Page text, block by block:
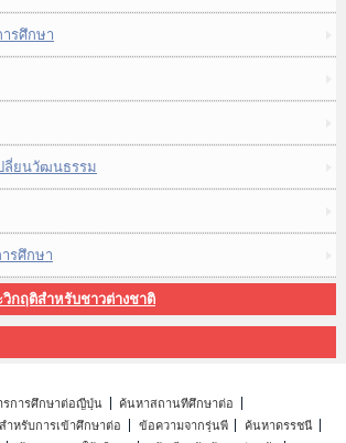
รศึกษา
ลี่ยนวัฒนธรรม
รศึกษา
กฤติสำหรับชาวต่างชาติ
รการศึกษาต่อญี่ปุ่น
ค้นหาสถานที่ศึกษาต่อ
หรับการเข้าศึกษาต่อ
ข้อความจากรุ่นพี่
ค้นหาดรรชนี